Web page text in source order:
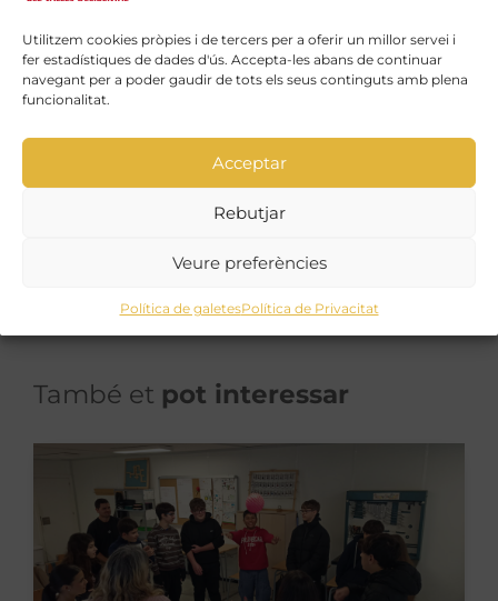
Utilitzem cookies pròpies i de tercers per a oferir un millor servei i
fer estadístiques de dades d'ús. Accepta-les abans de continuar
navegant per a poder gaudir de tots els seus continguts amb plena
funcionalitat.
Acceptar
Rebutjar
Veure preferències
Política de galetesPolítica de Privacitat
Troba la teva activitat
gaudir de moltes activitats!
Vull trobar-la
També et pot interessar